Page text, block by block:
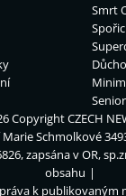
Smrt
CopyrightCZECH
Schmolkové
zapsána v OR,
obsahu
k publikovaným